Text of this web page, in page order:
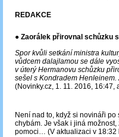
REDAKCE
● Zaorálek přirovnal schůzku
Spor kvůli setkání ministra
vůdcem dalajlamou se dále
v úterý Hermanovu schůzku
sešel s Kondradem
(Novinky.cz, 1. 11. 2016, 16:47,
Není nad to, když si novináři
chybám. Je však i jiná
pomoci… (V aktualizaci v 18:32